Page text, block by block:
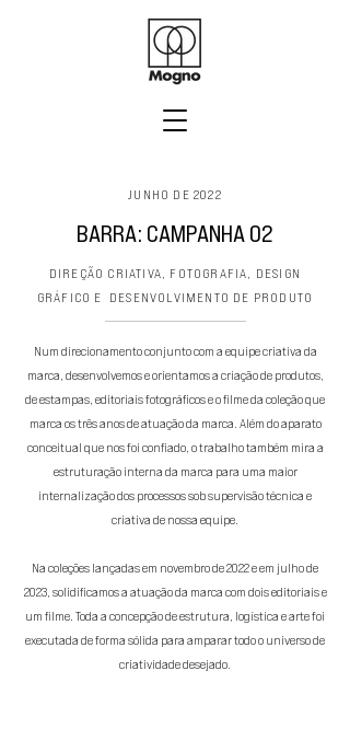
JUNHO DE 2022
BARRA: CAMPANHA 02
DIREÇÃO CRIATIVA, FOTOGRAFIA, DESIGN
GRÁFICO E DESENVOLVIMENTO DE PRODUTO
Num direcionamento conjunto com a equipe criativa da
marca, desenvolvemos e orientamos a criação de produtos,
de estampas, editoriais fotográficos e o filme da coleção que
marca os três anos de atuação da marca. Além do aparato
conceitual que nos foi confiado, o trabalho também mira a
estruturação interna da marca para uma maior
internalização dos processos sob supervisão técnica e
criativa de nossa equipe.
Na coleções lançadas em novembro de 2022 e em julho de
2023, solidificamos a atuação da marca com dois editoriais e
um filme. Toda a concepção de estrutura, logística e arte foi
executada de forma sólida para amparar todo o universo de
criatividade desejado.